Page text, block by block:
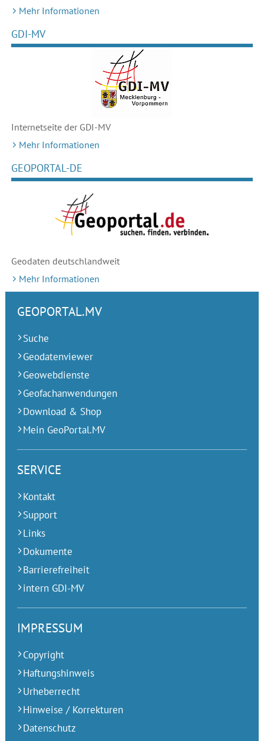
Mehr Informationen
GDI-MV
Internetseite der GDI-MV
Mehr Informationen
GEOPORTAL-DE
Geodaten deutschlandweit
Mehr Informationen
GEOPORTAL.MV
Suche
Geodatenviewer
Geowebdienste
Geofachanwendungen
Download & Shop
Mein GeoPortal.MV
SERVICE
Kontakt
Support
Links
Dokumente
Barrierefreiheit
intern GDI-MV
IMPRESSUM
Copyright
Haftungshinweis
Urheberrecht
Hinweise / Korrekturen
Datenschutz